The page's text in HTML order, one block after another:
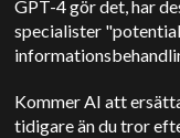
GPT-4 gör det, har
specialister
Kommer AI att
tidigare än du tror